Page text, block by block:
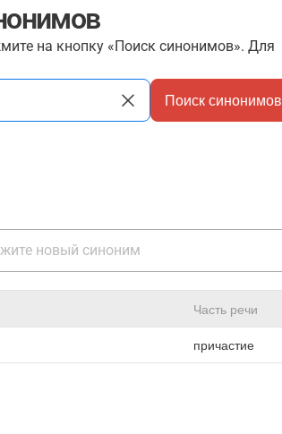
на кнопку «Поиск синонимов». Для
Поиск синонимов
Часть речи
причастие